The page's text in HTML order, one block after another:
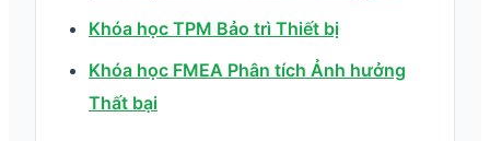
Khóa học TPM Bảo trì Thiết bị
Khóa học FMEA Phân tích Ảnh hưởng
Thất bại